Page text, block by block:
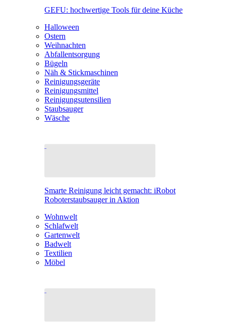
GEFU: hochwertige Tools für deine Küche
Halloween
Ostern
Weihnachten
Abfallentsorgung
Bügeln
Näh & Stickmaschinen
Reinigungsgeräte
Reinigungsmittel
Reinigungsutensilien
Staubsauger
Wäsche
Smarte Reinigung leicht gemacht: iRobot
Roboterstaubsauger in Aktion
Wohnwelt
Schlafwelt
Gartenwelt
Badwelt
Textilien
Möbel